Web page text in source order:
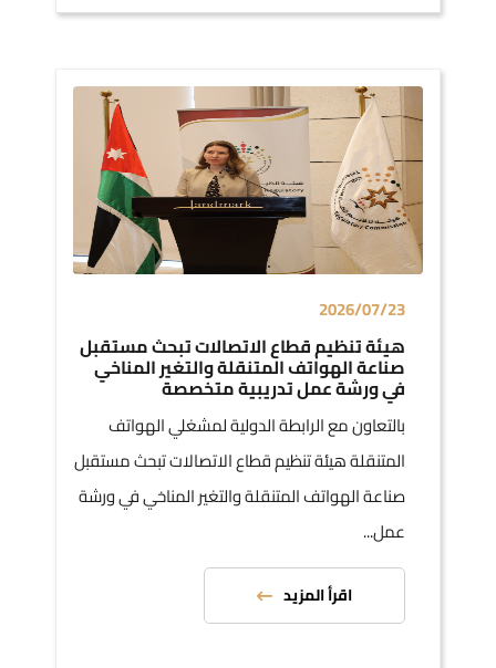
2026/07/23
هيئة تنظيم قطاع الاتصالات تبحث مستقبل
صناعة الهواتف المتنقلة والتغير المناخي
في ورشة عمل تدريبية متخصصة
بالتعاون مع الرابطة الدولية لمشغلي الهواتف
المتنقلة هيئة تنظيم قطاع الاتصالات تبحث مستقبل
صناعة الهواتف المتنقلة والتغير المناخي في ورشة
عمل...
اقرأ المزيد